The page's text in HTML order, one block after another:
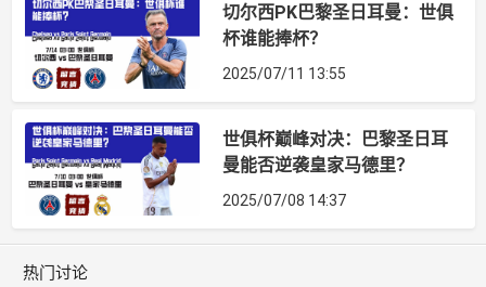
切尔西PK巴黎圣日耳曼：世俱
杯谁能捧杯？
2025/07/11 13:55
世俱杯巅峰对决：巴黎圣日耳
曼能否逆袭皇家马德里？
2025/07/08 14:37
热门讨论